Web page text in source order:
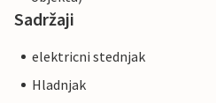
Sadržaji
elektricni stednjak
Hladnjak